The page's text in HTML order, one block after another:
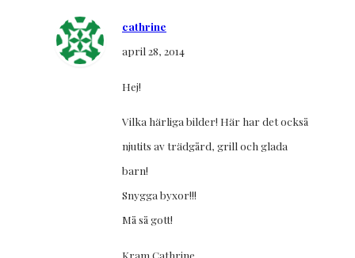
cathrine
april 28, 2014
Hej!
Vilka härliga bilder! Här har det också
njutits av trädgård, grill och glada
barn!
Snygga byxor!!!
Må så gott!
Kram Cathrine